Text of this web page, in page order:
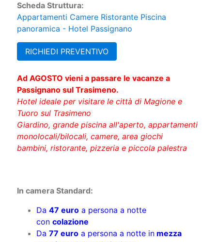
panoramica - Hotel Passignano
RICHIEDI PREVENTIVO
Ad AGOSTO vieni a passare le vacanze a
Hotel ideale per visitare le città di Magione e
Tuoro sul Trasimeno
Giardino, grande piscina all'aperto, appartamenti
monolocali/bilocali, camere, area giochi
bambini, ristorante, pizzeria e piccola palestra
Da47 euroa persona a notte
Da 77 euroa persona a notte in
pensione, bevande incluse
Da 97 euro a persona a notte in pensione